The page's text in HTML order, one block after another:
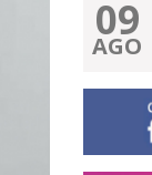
09
AGO